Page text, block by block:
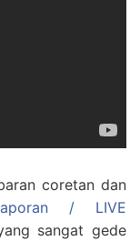
coretan dan
laporan / LIVE
sangat gede